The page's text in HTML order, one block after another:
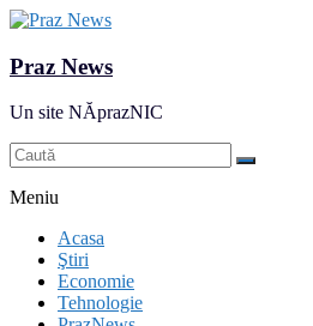
Praz News
Un site NĂprazNIC
Meniu
Acasa
Ştiri
Economie
Tehnologie